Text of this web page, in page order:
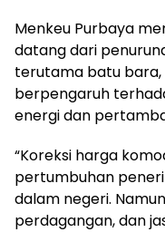
Menkeu Purbaya
datang dari
terutama batu bara,
berpengaruh
energi dan
“Koreksi harga
pertumbuhan
dalam negeri.
perdagangan, dan